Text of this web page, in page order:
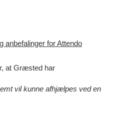
anbefalinger for Attendo
at Græsted har
vil kunne afhjælpes ved en